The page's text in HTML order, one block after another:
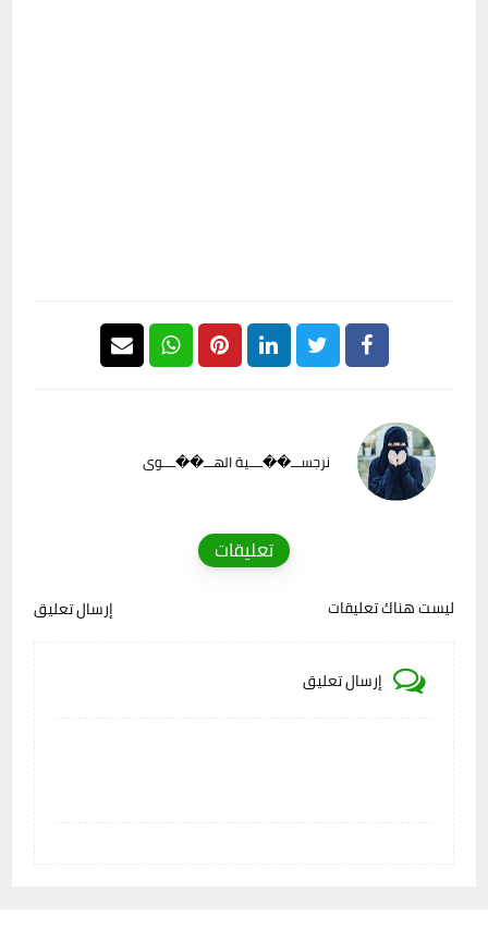
نرجســـ��ــــية الهـــ��ــــوى
تعليقات
ليست هناك تعليقات إرسال تعليق
إرسال تعليق